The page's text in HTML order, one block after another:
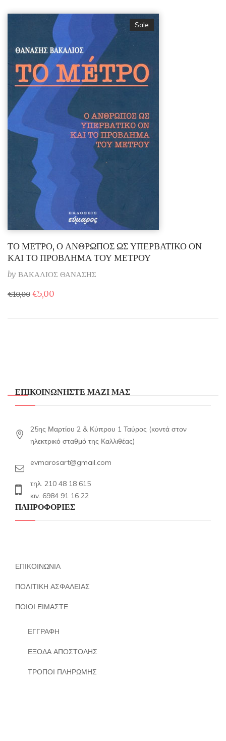
Sale
ΤΟ ΜΕΤΡΟ, Ο ΑΝΘΡΩΠΟΣ ΩΣ ΥΠΕΡΒΑΤΙΚΟ ΟΝ
ΚΑΙ ΤΟ ΠΡΟΒΛΗΜΑ ΤΟΥ ΜΕΤΡΟΥ
by ΒΑΚΑΛΙΟΣ ΘΑΝΑΣΗΣ
€10,00 Original
price
€10,00.
€5,00
είναι:
ΕΠΙΚΟΙΝΩΝΗΣΤΕ ΜΑΖΙ ΜΑΣ
25ης Μαρτίου 2 & Κύπρου 1 Ταύρος (κοντά στον
ηλεκτρικό σταθμό της Καλλιθέας)
evmarosart@gmail.com
τηλ. 210 48 18 615
κιν. 6984 91 16 22
ΠΛΗΡΟΦΟΡΙΕΣ
ΕΠΙΚΟΙΝΩΝΙΑ
ΠΟΛΙΤΙΚΗ ΑΣΦΑΛΕΙΑΣ
ΠΟΙΟΙ ΕΙΜΑΣΤΕ
ΕΓΓΡΑΦΗ
ΕΞΟΔΑ ΑΠΟΣΤΟΛΗΣ
ΤΡΟΠΟΙ ΠΛΗΡΩΜΗΣ